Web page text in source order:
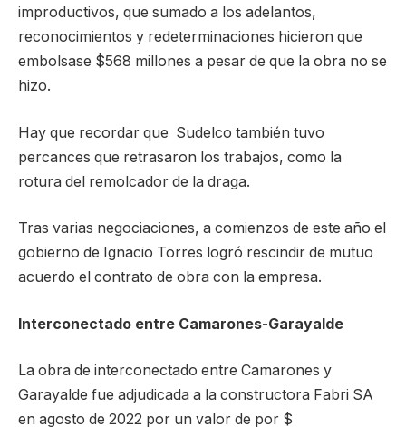
improductivos, que sumado a los adelantos,
reconocimientos y redeterminaciones hicieron que
embolsase $568 millones a pesar de que la obra no se
hizo.
Hay que recordar que Sudelco también tuvo
percances que retrasaron los trabajos, como la
rotura del remolcador de la draga.
Tras varias negociaciones, a comienzos de este año el
gobierno de Ignacio Torres logró rescindir de mutuo
acuerdo el contrato de obra con la empresa.
Interconectado entre Camarones-Garayalde
La obra de interconectado entre Camarones y
Garayalde fue adjudicada a la constructora Fabri SA
en agosto de 2022 por un valor de por $